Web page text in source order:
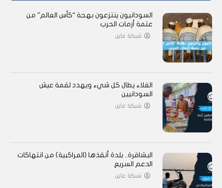
السودانيون ينتزعون بهجة “كأس العالم” من
عتمة أزمات الحرب
شبكة عاين
الغلاء يطال كل شيء ويهدد لقمة عيش
السودانيين
شبكة عاين
البشاقرة.. بلدة أنقذها (المراكبية) من انتهاكات
الدعم السريع
شبكة عاين